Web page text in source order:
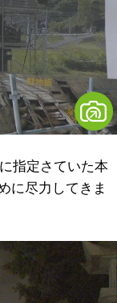
指定さていた本
に尽力してきま